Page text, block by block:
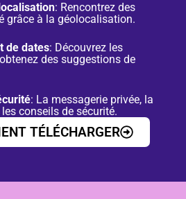
: Rencontrez des
grâce à la géolocalisation.
de dates: Découvrez les
des suggestions de
: La messagerie privée, la
conseils de sécurité.
TÉLÉCHARGER